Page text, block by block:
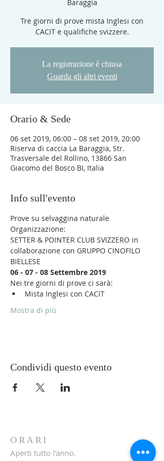
Baraggia
Tre giorni di prove mista Inglesi con
CACIT e qualifiche svizzere.
La registrazione è chiusa
Guarda gli altri eventi
Orario & Sede
06 set 2019, 06:00 – 08 set 2019, 20:00
Riserva di caccia La Baraggia, Str.
Trasversale del Rollino, 13866 San
Giacomo del Bosco BI, Italia
Info sull'evento
Prove su selvaggina naturale
Organizzazione:
SETTER & POINTER CLUB SVIZZERO in
collaborazione con GRUPPO CINOFILO
BIELLESE
06 - 07 - 08 Settembre 2019
Nei tre giorni di prove ci sarà:
Mista Inglesi con CACIT
Mostra di più
Condividi questo evento
ORARI
Aperti tutto l'anno.